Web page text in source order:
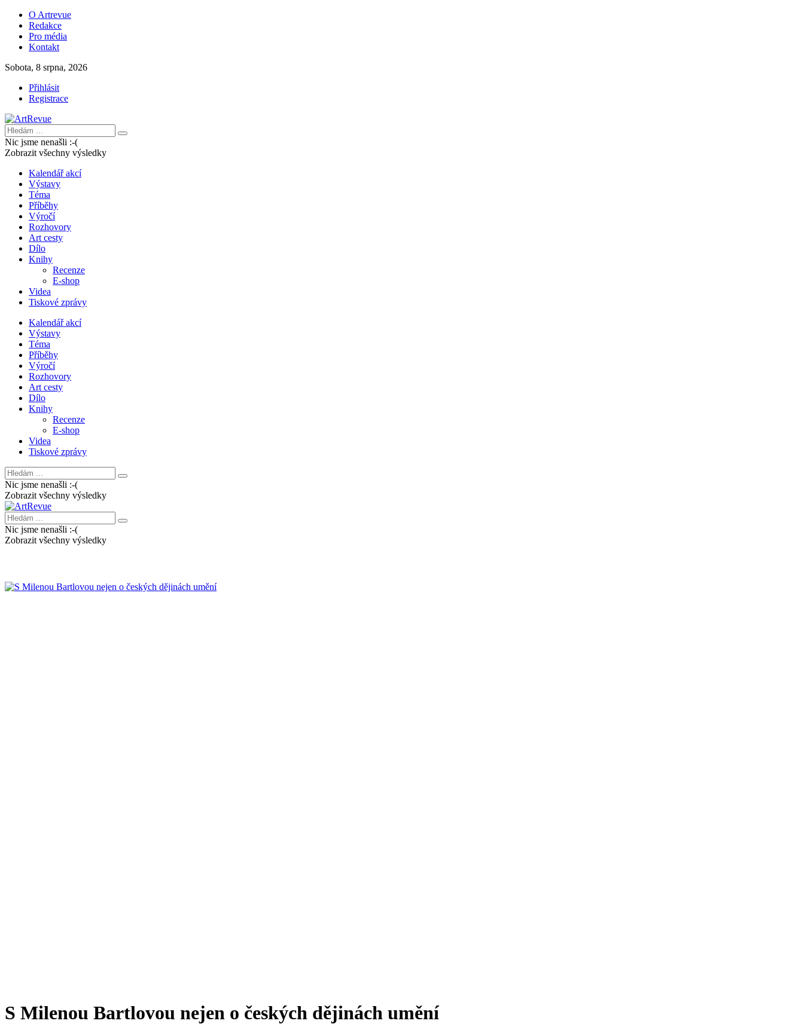
O Artrevue
Redakce
Pro média
Kontakt
Sobota, 8 srpna, 2026
Přihlásit
Registrace
Nic jsme nenašli :-(
Zobrazit všechny výsledky
Kalendář akcí
Výstavy
Téma
Příběhy
Výročí
Rozhovory
Art cesty
Dílo
Knihy
Recenze
E-shop
Videa
Tiskové zprávy
Kalendář akcí
Výstavy
Téma
Příběhy
Výročí
Rozhovory
Art cesty
Dílo
Knihy
Recenze
E-shop
Videa
Tiskové zprávy
Nic jsme nenašli :-(
Zobrazit všechny výsledky
Nic jsme nenašli :-(
Zobrazit všechny výsledky
S Milenou Bartlovou nejen o českých dějinách umění